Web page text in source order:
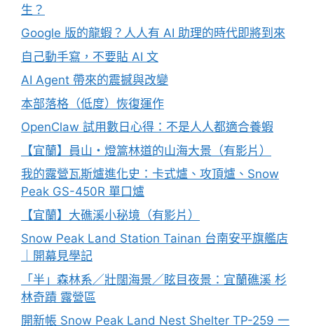
生？
Google 版的龍蝦？人人有 AI 助理的時代即將到來
自己動手寫，不要貼 AI 文
AI Agent 帶來的震撼與改變
本部落格（低度）恢復運作
OpenClaw 試用數日心得：不是人人都適合養蝦
【宜蘭】員山・燈篙林道的山海大景（有影片）
我的露營瓦斯爐進化史：卡式爐、攻頂爐、Snow
Peak GS-450R 單口爐
【宜蘭】大礁溪小秘境（有影片）
Snow Peak Land Station Tainan 台南安平旗艦店
｜開幕見學記
「半」森林系／壯闊海景／眩目夜景：宜蘭礁溪 杉
林奇蹟 露營區
開新帳 Snow Peak Land Nest Shelter TP-259 一